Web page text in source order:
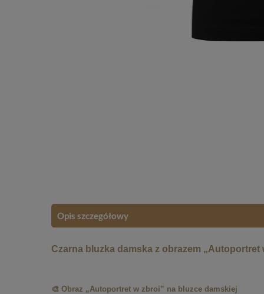
Opis szczegółowy
Czarna bluzka damska z obrazem „Autoportret
🎨 Obraz „Autoportret w zbroi” na bluzce damskiej